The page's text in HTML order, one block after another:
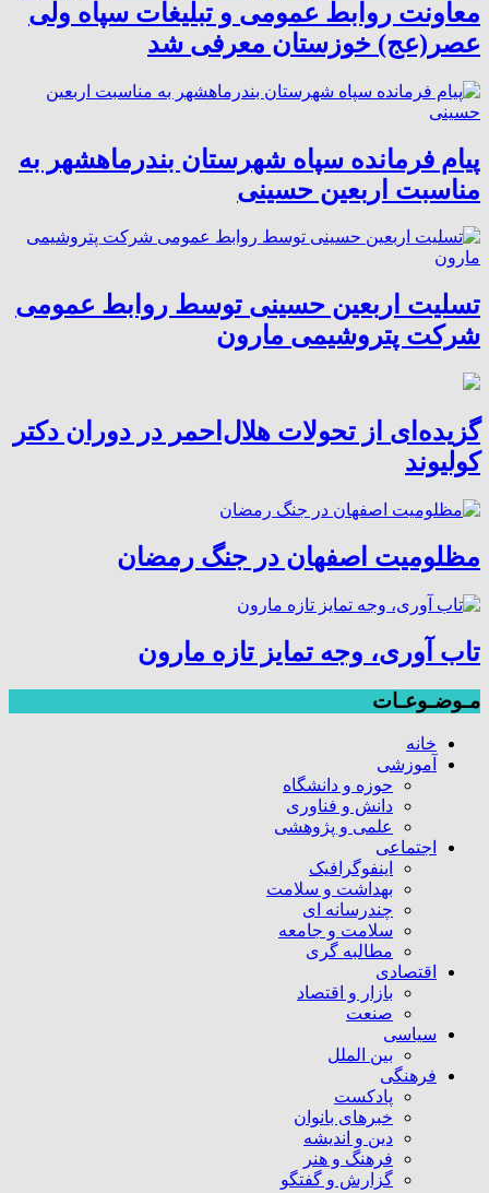
معاونت روابط عمومی و تبلیغات سپاه ولی
عصر(عج) خوزستان معرفی شد
پیام فرمانده سپاه شهرستان بندرماهشهر به
مناسبت اربعین حسینی
تسلیت اربعین حسینی توسط روابط عمومی
شرکت پتروشیمی مارون
گزیده‌ای از تحولات هلال‌احمر در دوران دکتر
کولیوند
مظلومیت اصفهان در جنگ رمضان
تاب آوری، وجه تمایز تازه مارون
مـوضـوعـات
خانه
آموزشی
حوزه و دانشگاه
دانش و فناوری
علمی و پژوهشی
اجتماعی
اینفوگرافیک
بهداشت و سلامت
چندرسانه ای
سلامت و جامعه
مطالبه گری
اقتصادی
بازار و اقتصاد
صنعت
سیاسی
بین الملل
فرهنگی
پادکست
خبرهای بانوان
دین و اندیشه
فرهنگ و هنر
گزارش و گفتگو